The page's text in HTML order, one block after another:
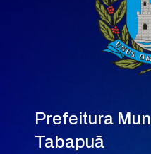
Prefeitura
Tabapuã